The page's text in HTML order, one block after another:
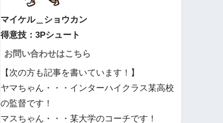
マイケル＿ショウカン
得意技：3Pシュート
お問い合わせはこちら
【次の方も記事を書いています！】
ヤマちゃん・・・インターハイクラス某高校
の監督です！
マスちゃん・・・某大学のコーチです！